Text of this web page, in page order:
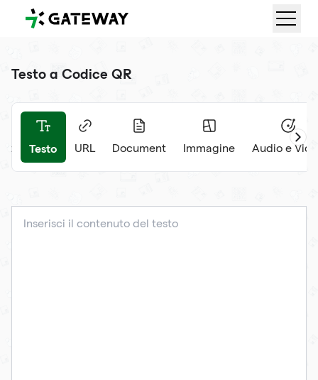
QRGateway
Testo a Codice QR
Testo URL Document Immagine Audio e